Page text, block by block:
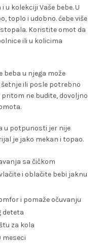
kolekciji Vaše bebe. U
toplo i udobno. ćebe više
Koristite omot da
ili u kolicima
beba u njega može
ili posle potrebno
pritom ne budite, dovoljno
u potpunosti jer nije
je jako mekan i topao.
sa čičkom
i oblačite bebi jaknu
i pomaže očuvanju
deteta
za kola
meseci